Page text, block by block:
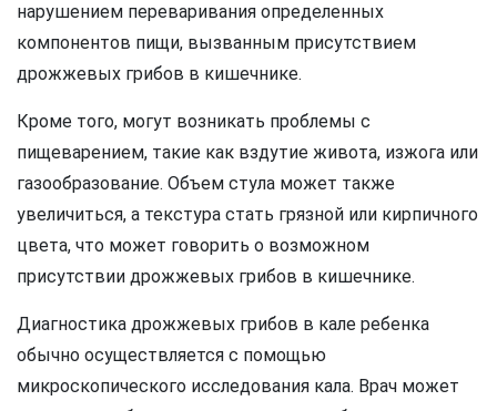
нарушением переваривания определенных
компонентов пищи, вызванным присутствием
дрожжевых грибов в кишечнике.
Кроме того, могут возникать проблемы с
пищеварением, такие как вздутие живота, изжога или
газообразование. Объем стула может также
увеличиться, а текстура стать грязной или кирпичного
цвета, что может говорить о возможном
присутствии дрожжевых грибов в кишечнике.
Диагностика дрожжевых грибов в кале ребенка
обычно осуществляется с помощью
микроскопического исследования кала. Врач может